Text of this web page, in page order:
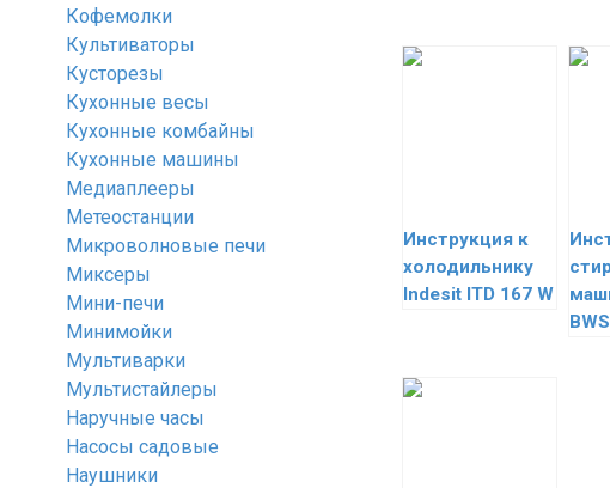
Инструкция к
холодильнику
Indesit ITD 167 W
Кофемолки
Культиваторы
Кусторезы
Кухонные весы
Кухонные комбайны
Кухонные машины
Медиаплееры
Метеостанции
Микроволновые печи
Миксеры
Мини-печи
Минимойки
Мультиварки
Мультистайлеры
Наручные часы
Насосы садовые
Наушники